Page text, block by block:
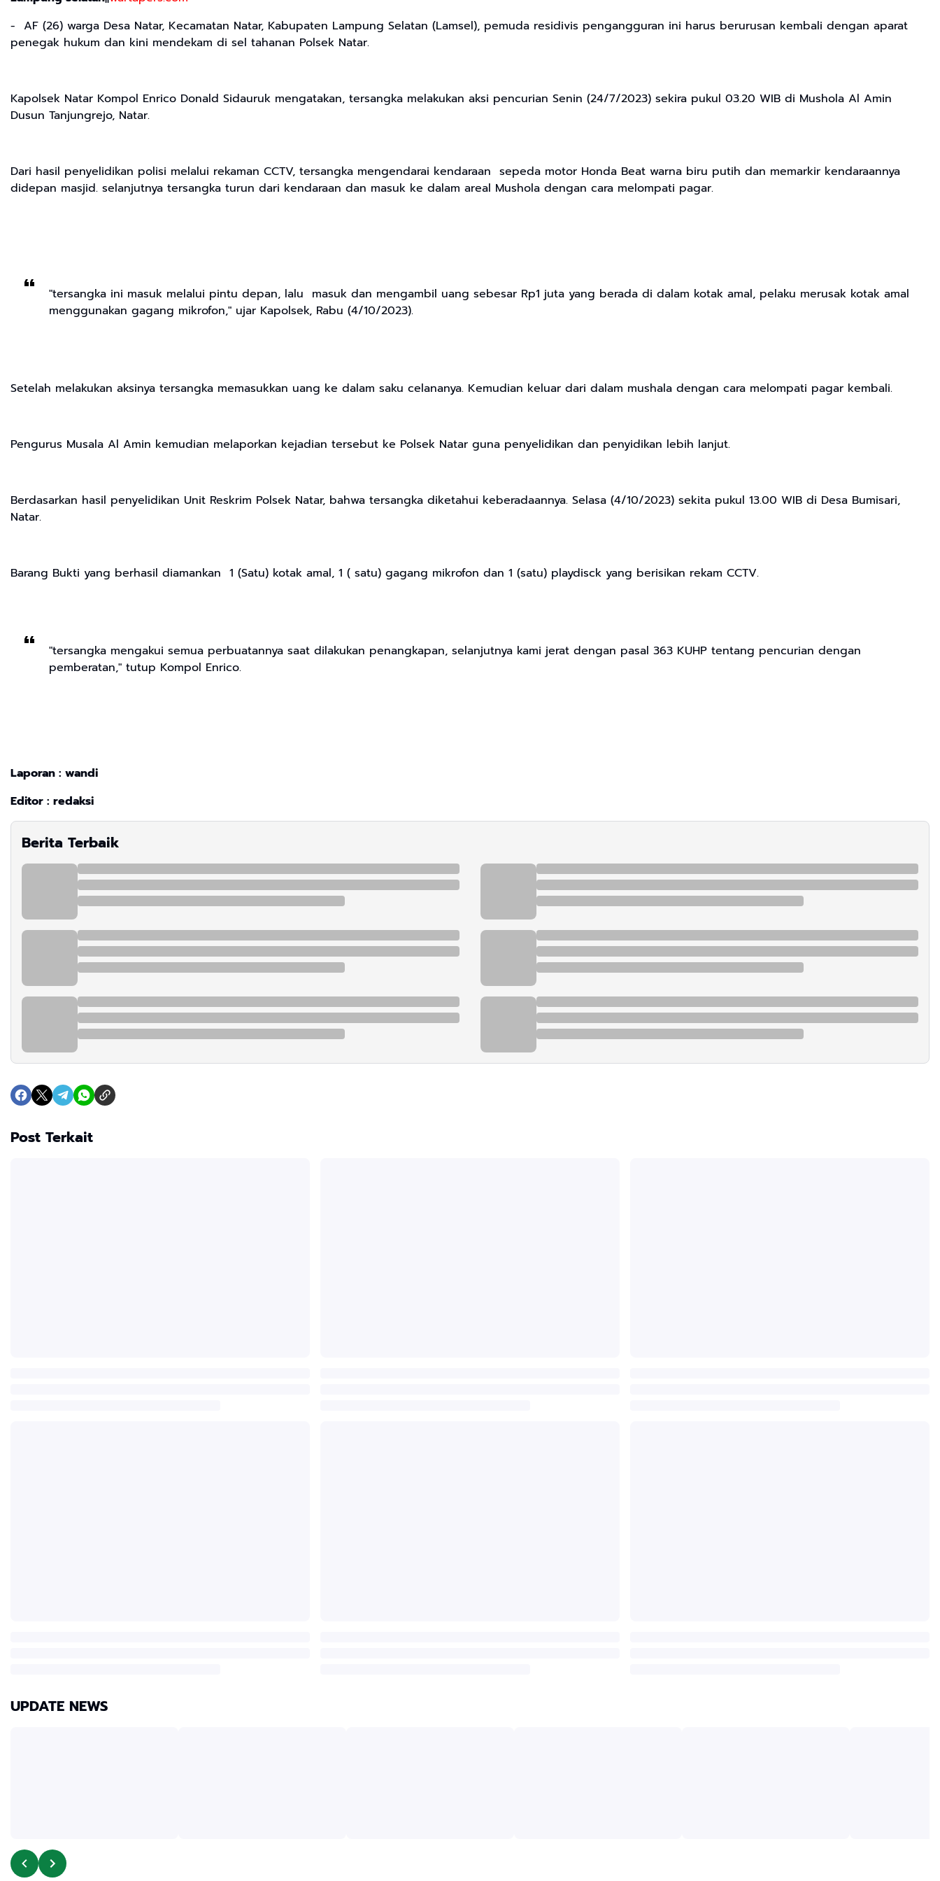
- AF (26) warga Desa Natar, Kecamatan Natar, Kabupaten Lampung Selatan (Lamsel), pemuda residivis pengangguran ini harus berurusan kembali dengan aparat
penegak hukum dan kini mendekam di sel tahanan Polsek Natar.
Kapolsek Natar Kompol Enrico Donald Sidauruk mengatakan, tersangka melakukan aksi pencurian Senin (24/7/2023) sekira pukul 03.20 WIB di Mushola Al Amin
Dusun Tanjungrejo, Natar.
Dari hasil penyelidikan polisi melalui rekaman CCTV, tersangka mengendarai kendaraan sepeda motor Honda Beat warna biru putih dan memarkir kendaraannya
didepan masjid. selanjutnya tersangka turun dari kendaraan dan masuk ke dalam areal Mushola dengan cara melompati pagar.
"tersangka ini masuk melalui pintu depan, lalu masuk dan mengambil uang sebesar Rp1 juta yang berada di dalam kotak amal, pelaku merusak kotak amal
menggunakan gagang mikrofon," ujar Kapolsek, Rabu (4/10/2023).
Setelah melakukan aksinya tersangka memasukkan uang ke dalam saku celananya. Kemudian keluar dari dalam mushala dengan cara melompati pagar kembali.
Pengurus Musala Al Amin kemudian melaporkan kejadian tersebut ke Polsek Natar guna penyelidikan dan penyidikan lebih lanjut.
Berdasarkan hasil penyelidikan Unit Reskrim Polsek Natar, bahwa tersangka diketahui keberadaannya. Selasa (4/10/2023) sekita pukul 13.00 WIB di Desa Bumisari,
Natar.
Barang Bukti yang berhasil diamankan 1 (Satu) kotak amal, 1 ( satu) gagang mikrofon dan 1 (satu) playdisck yang berisikan rekam CCTV.
"tersangka mengakui semua perbuatannya saat dilakukan penangkapan, selanjutnya kami jerat dengan pasal 363 KUHP tentang pencurian dengan
pemberatan," tutup Kompol Enrico.
Laporan : wandi
Editor : redaksi
Berita Terbaik
Post Terkait
UPDATE NEWS